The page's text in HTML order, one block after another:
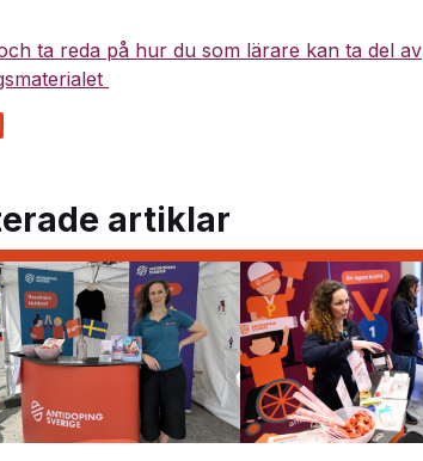
ta reda på hur du som lärare kan ta del av
artiklar